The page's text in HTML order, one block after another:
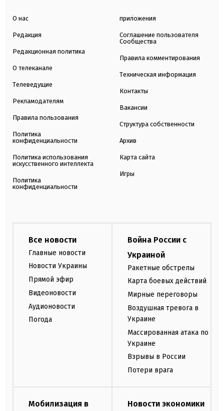
О нас
Редакция
Редакционная политика
О телеканале
Телеведущие
Рекламодателям
Правила пользования
Политика
конфиденциальности
Политика использования
искусственного интеллекта
Политика
конфиденциальности
приложения
Соглашение пользователя
Сообщества
Правила комментирования
Техническая информация
Контакты
Вакансии
Структура собственности
Архив
Карта сайта
Игры
Все новости
Главные новости
Новости Украины
Прямой эфир
Видеоновости
Аудионовости
Погода
Война России с
Украиной
Ракетные обстрелы
Карта боевых действий
Мирные переговоры
Воздушная тревога в
Украине
Массированная атака по
Украине
Взрывы в России
Потери врага
Мобилизация в
Новости экономики